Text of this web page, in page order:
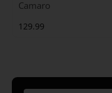
Camaro
129.99